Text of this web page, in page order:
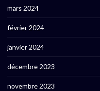
mars 2024
février 2024
janvier 2024
décembre 2023
novembre 2023